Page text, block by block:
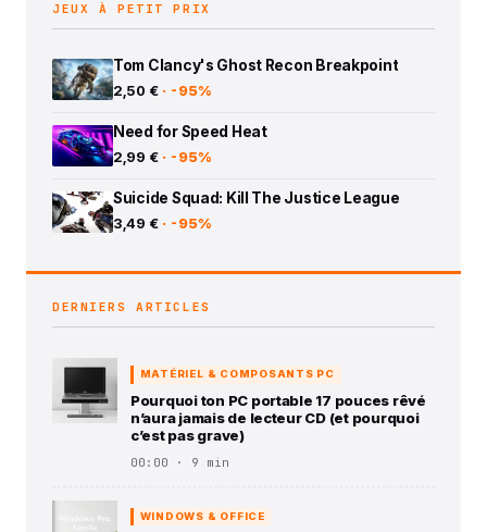
JEUX À PETIT PRIX
Tom Clancy's Ghost Recon Breakpoint
2,50 € · -95%
Need for Speed Heat
2,99 € · -95%
Suicide Squad: Kill The Justice League
3,49 € · -95%
DERNIERS ARTICLES
MATÉRIEL & COMPOSANTS PC
Pourquoi ton PC portable 17 pouces rêvé
n’aura jamais de lecteur CD (et pourquoi
c’est pas grave)
00:00 · 9 min
WINDOWS & OFFICE